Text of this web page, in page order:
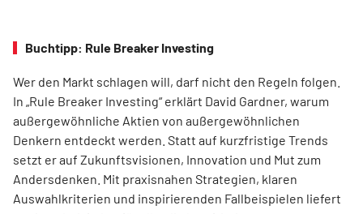
Buchtipp: Rule Breaker Investing
Wer den Markt schlagen will, darf nicht den Regeln folgen.
In „Rule Breaker Investing“ erklärt David Gardner, warum
außergewöhnliche Aktien von außer­gewöhnlichen
Denkern entdeckt werden. Statt auf kurzfristige Trends
setzt er auf Zukunftsvisionen, Innovation und Mut zum
Andersdenken. Mit praxisnahen Strategien, klaren
Auswahlkriterien und inspirierenden Fallbeispielen liefert